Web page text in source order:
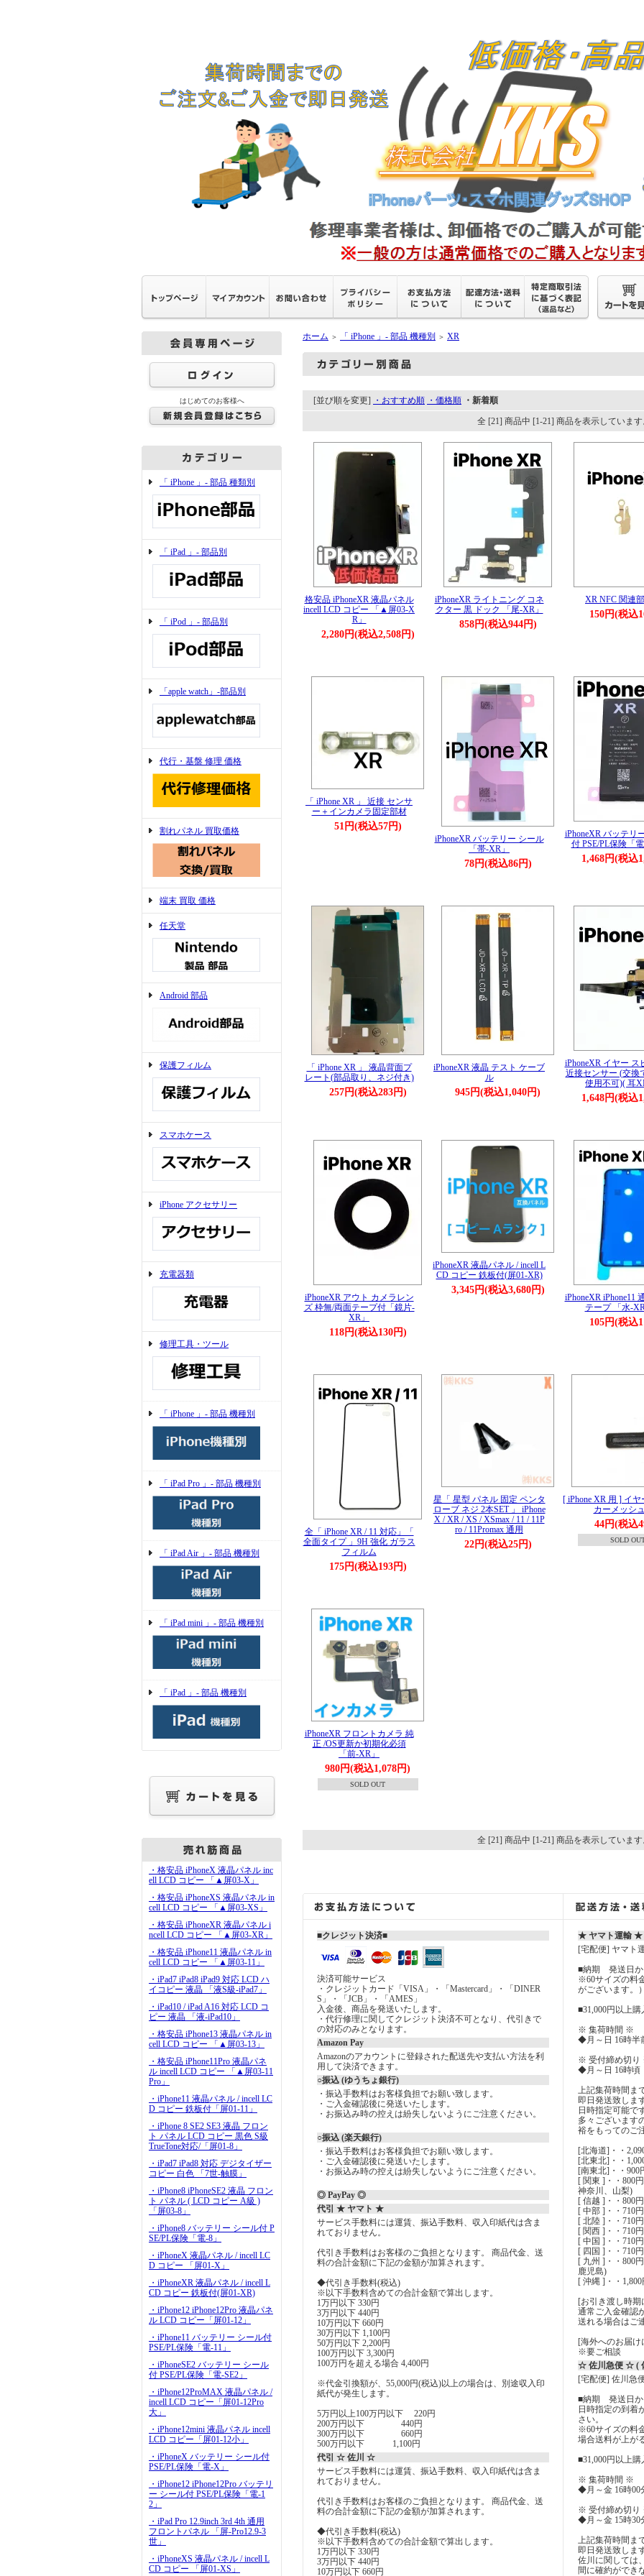
はじめてのお客様へ
「 iPhone 」- 部品 種類別
「 iPad 」- 部品別
「 iPod 」- 部品別
「apple watch」-部品別
代行・基盤 修理 価格
割れパネル 買取価格
端末 買取 価格
任天堂
Android 部品
保護フィルム
スマホケース
iPhone アクセサリー
充電器類
修理工具・ツール
「 iPhone 」- 部品 機種別
「 iPad Pro 」- 部品 機種別
「 iPad Air 」- 部品 機種別
「 iPad mini 」- 部品 機種別
「 iPad 」- 部品 機種別
・格安品 iPhoneX 液晶パネル inc
ell LCD コピー 「▲屏03-X」
・格安品 iPhoneXS 液晶パネル in
cell LCD コピー 「▲屏03-XS」
・格安品 iPhoneXR 液晶パネル i
ncell LCD コピー 「▲屏03-XR」
・格安品 iPhone11 液晶パネル in
cell LCD コピー 「▲屏03-11」
・iPad7 iPad8 iPad9 対応 LCD ハ
イコピー 液晶 「液S級-iPad7」
・iPad10 / iPad A16 対応 LCD コ
ピー 液晶 「液-iPad10」
・格安品 iPhone13 液晶パネル in
cell LCD コピー 「▲屏03-13」
・格安品 iPhone11Pro 液晶パネ
ル incell LCD コピー 「▲屏03-11
Pro」
・iPhone11 液晶パネル / incell LC
D コピー 鉄板付「屏01-11」
・iPhone 8 SE2 SE3 液晶 フロン
ト パネル LCD コピー 黒色 S級
TrueTone対応/「屏01-8」
・iPad7 iPad8 対応 デジタイザー
コピー 白色 「7世-触膜」
・iPhone8 iPhoneSE2 液晶 フロン
ト パネル ( LCD コピー A級 )
「屏03-8」
・iPhone8 バッテリー シール付 P
SE/PL保険「電-8」
・iPhoneX 液晶パネル / incell LC
D コピー 「屏01-X」
・iPhoneXR 液晶パネル / incell L
CD コピー 鉄板付(屏01-XR)
・iPhone12 iPhone12Pro 液晶パネ
ル LCD コピー「屏01-12」
・iPhone11 バッテリー シール付
PSE/PL保険「電-11」
・iPhoneSE2 バッテリー シール
付 PSE/PL保険「電-SE2」
・iPhone12ProMAX 液晶パネル /
incell LCD コピー「屏01-12Pro
大」
・iPhone12mini 液晶パネル incell
LCD コピー「屏01-12小」
・iPhoneX バッテリー シール付
PSE/PL保険「電-X」
・iPhone12 iPhone12Pro バッテリ
ー シール付 PSE/PL保険「電-1
2」
・iPad Pro 12.9inch 3rd 4th 通用
フロントパネル 「屏-Pro12.9-3
世」
・iPhoneXS 液晶パネル / incell L
CD コピー 「屏01-XS」
ホーム ＞ 「 iPhone 」- 部品 機種別 ＞ XR
[並び順を変更] ・おすすめ順 ・価格順 ・新着順
全 [21] 商品中 [1-21] 商品を表示しています
格安品 iPhoneXR 液晶パネル
incell LCD コピー 「▲屏03-X
R」
2,280円(税込2,508円)
iPhoneXR ライトニング コネ
クター 黒 ドック 「尾-XR」
858円(税込944円)
XR NFC 関連
150円(税込
「 iPhone XR 」 近接 センサ
ー＋インカメラ固定部材
51円(税込57円)
iPhoneXR バッテリー シール
「帯-XR」
78円(税込86円)
iPhoneXR バッテリ
付 PSE/PL保険「
1,468円(税込
「 iPhone XR 」 液晶背面プ
レート(部品取り、ネジ付き)
257円(税込283円)
iPhoneXR 液晶 テスト ケーブ
ル
945円(税込1,040円)
iPhoneXR イヤー ス
近接センサー (交換
使用不可)( 耳
1,648円(税込
iPhoneXR アウト カメラレン
ズ 枠無/両面テープ付「鏡片-
XR」
118円(税込130円)
iPhoneXR 液晶パネル / incell L
CD コピー 鉄板付(屏01-XR)
3,345円(税込3,680円)
iPhoneXR iPhone11
テープ 「水-
105円(税込
全「 iPhone XR / 11 対応」「
全面タイプ 」9H 強化 ガラス
フィルム
175円(税込193円)
星「 星型 パネル 固定 ペンタ
ローブ ネジ 2本SET 」 iPhone
X / XR / XS / XSmax / 11 / 11P
ro / 11Promax 通用
22円(税込25円)
[ iPhone XR 用 ] イ
カーメッシ
44円(税込
SOLD
iPhoneXR フロントカメラ 純
正 /OS更新か初期化必須
「前-XR」
980円(税込1,078円)
SOLD OUT
全 [21] 商品中 [1-21] 商品を表示しています
■クレジット決済■
決済可能サービス
・クレジットカード「VISA」・「Mastercard」・「DINER
S」・「JCB」・「AMES」
入金後、商品を発送いたします。
・代行修理に関してクレジット決済不可となり、代引きで
の対応のみとなります。
Amazon Pay
Amazonのアカウントに登録された配送先や支払い方法を利
用して決済できます。
○振込 (ゆうちょ銀行)
・振込手数料はお客様負担でお願い致します。
・ご入金確認後に発送いたします。
・お振込み時の控えは紛失しないようにご注意ください。
○振込 (楽天銀行)
・振込手数料はお客様負担でお願い致します。
・ご入金確認後に発送いたします。
・お振込み時の控えは紛失しないようにご注意ください。
◎ PayPay ◎
代引 ★ ヤマト ★
サービス手数料には運賃、振込手数料、収入印紙代は含ま
れておりません。
代引き手数料はお客様のご負担となります。 商品代金、送
料の合計金額に下記の金額が加算されます。
◆代引き手数料(税込)
※以下手数料含めての合計金額で算出します。
1万円以下 330円
3万円以下 440円
10万円以下 660円
30万円以下 1,100円
50万円以下 2,200円
100万円以下 3,300円
100万円を超える場合 4,400円
※代金引換額が、55,000円(税込)以上の場合は、別途収入印
紙代が発生します。
5万円以上100万円以下 220円
200万円以下 440円
300万円以下 660円
500万円以下 1,100円
代引 ☆ 佐川 ☆
サービス手数料には運賃、振込手数料、収入印紙代は含ま
れておりません。
代引き手数料はお客様のご負担となります。 商品代金、送
料の合計金額に下記の金額が加算されます。
◆代引き手数料(税込)
※以下手数料含めての合計金額で算出します。
1万円以下 330円
3万円以下 440円
10万円以下 660円
★ ヤマト運輸 ★
[宅配便] ヤマト
■納期 発送日か
※60サイズの料
がございます。
■31,000円以上
※ 集荷時間 ※
◆月～日 16時半
※ 受付締め切
◆月～日 16時頃
上記集荷時間
即日発送致しま
日時指定可能で
多々ございます
裕をもってのご
[北海道]・・
[北東北]・・
[南東北]・・900
[ 関東 ]・・800
神奈川、山梨)
[ 信越 ]・・800
[ 中部 ]・・710
[ 北陸 ]・・710
[ 関西 ]・・710
[ 中国 ]・・710
[ 四国 ]・・710
[ 九州 ]・・800
鹿児島)
[ 沖縄 ]・・
[お引き渡し時期
通常ご入金確認
送れる場合はご
[海外へのお届け
※要ご相談
☆ 佐川急便 ☆ (
[宅配便] 佐川急
■納期 発送日か
日時指定の到着
さい。
※60サイズの料
場合送料が上が
■31,000円以上
※ 集荷時間 ※
◆月～金 16時
※ 受付締め切
◆月～金 15時
上記集荷時間
即日発送致しま
佐川に関しては
間に確約ができ